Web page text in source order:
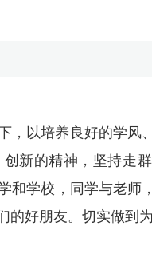
，以培养良好的学风
新的精神，坚持走
和学校，同学与老师
好朋友。切实做到为